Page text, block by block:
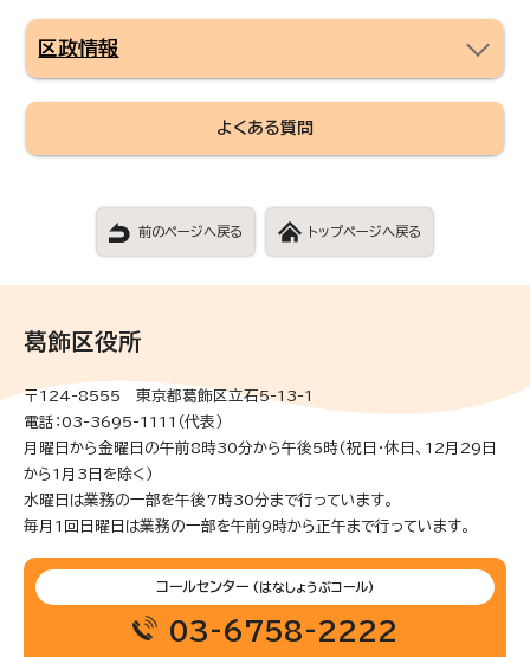
区政情報
よくある質問
前のページへ戻る トップページへ戻る
葛飾区役所
〒124-8555 東京都葛飾区立石5-13-1
電話：03-3695-1111（代表）
月曜日から金曜日の午前8時30分から午後5時(祝日・休日、12月29日
から1月3日を除く)
水曜日は業務の一部を午後7時30分まで行っています。
毎月1回日曜日は業務の一部を午前9時から正午まで行っています。
コールセンター (はなしょうぶコール)
03-6758-2222